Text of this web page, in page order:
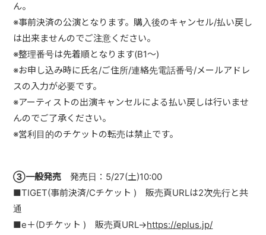
ん。
※事前決済の公演となります。購入後のキャンセル/払い戻し
は出来ませんのでご注意ください。
※整理番号は先着順となります(B1～)
※お申し込み時に氏名/ご住所/連絡先電話番号/メールアドレ
スの入力が必要です。
※アーティストの出演キャンセルによる払い戻しは行いませ
んのでご了承ください。
※営利目的のチケットの転売は禁止です。
③一般発売 発売日：5/27(土)10:00
■TIGET(事前決済/Cチケット ) 販売頁URLは2次先行と共
通
■e＋(Dチケット ) 販売頁URL→https://eplus.jp/